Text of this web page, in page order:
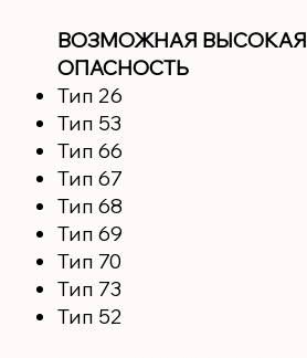
ВОЗМОЖНАЯ ВЫСОКАЯ
ОПАСНОСТЬ
Тип 26
Тип 53
Тип 66
Тип 67
Тип 68
Тип 69
Тип 70
Тип 73
Тип 52